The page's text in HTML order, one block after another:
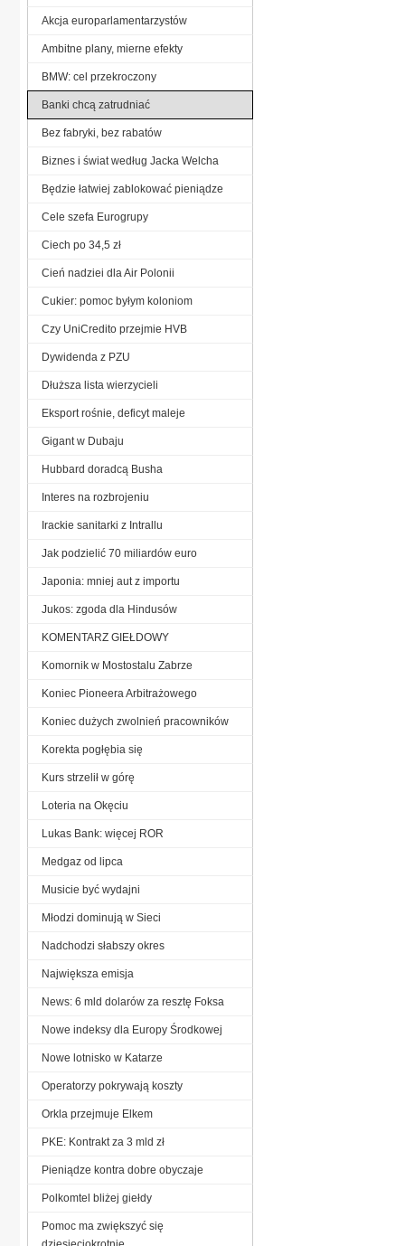
Akcja europarlamentarzystów
Ambitne plany, mierne efekty
BMW: cel przekroczony
Banki chcą zatrudniać
Bez fabryki, bez rabatów
Biznes i świat według Jacka Welcha
Będzie łatwiej zablokować pieniądze
Cele szefa Eurogrupy
Ciech po 34,5 zł
Cień nadziei dla Air Polonii
Cukier: pomoc byłym koloniom
Czy UniCredito przejmie HVB
Dywidenda z PZU
Dłuższa lista wierzycieli
Eksport rośnie, deficyt maleje
Gigant w Dubaju
Hubbard doradcą Busha
Interes na rozbrojeniu
Irackie sanitarki z Intrallu
Jak podzielić 70 miliardów euro
Japonia: mniej aut z importu
Jukos: zgoda dla Hindusów
KOMENTARZ GIEŁDOWY
Komornik w Mostostalu Zabrze
Koniec Pioneera Arbitrażowego
Koniec dużych zwolnień pracowników
Korekta pogłębia się
Kurs strzelił w górę
Loteria na Okęciu
Lukas Bank: więcej ROR
Medgaz od lipca
Musicie być wydajni
Młodzi dominują w Sieci
Nadchodzi słabszy okres
Największa emisja
News: 6 mld dolarów za resztę Foksa
Nowe indeksy dla Europy Środkowej
Nowe lotnisko w Katarze
Operatorzy pokrywają koszty
Orkla przejmuje Elkem
PKE: Kontrakt za 3 mld zł
Pieniądze kontra dobre obyczaje
Polkomtel bliżej giełdy
Pomoc ma zwiększyć się